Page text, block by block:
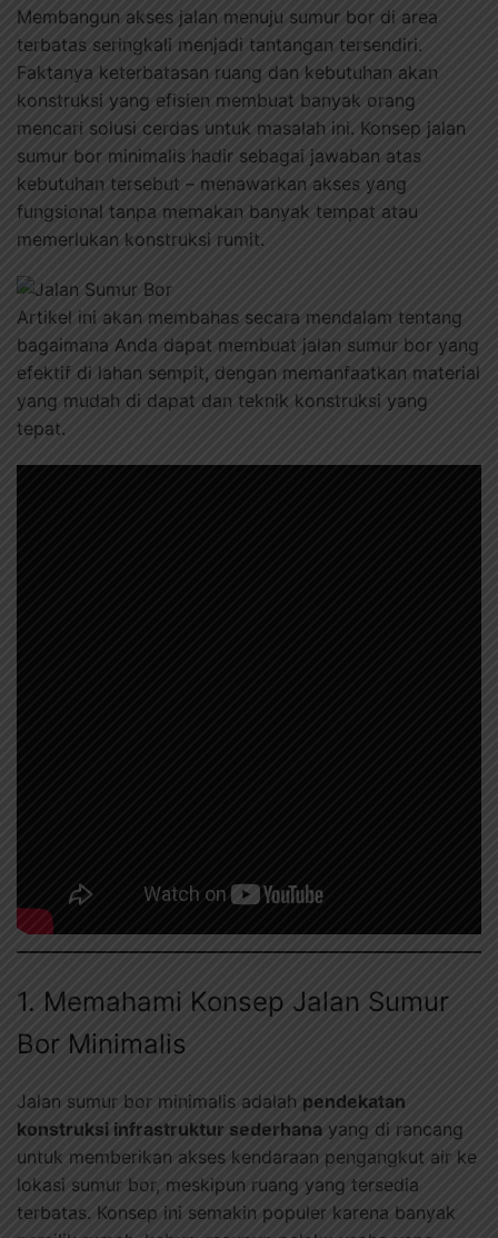
Membangun akses jalan menuju sumur bor di area
terbatas seringkali menjadi tantangan tersendiri.
Faktanya keterbatasan ruang dan kebutuhan akan
konstruksi yang efisien membuat banyak orang
mencari solusi cerdas untuk masalah ini. Konsep jalan
sumur bor minimalis hadir sebagai jawaban atas
kebutuhan tersebut – menawarkan akses yang
fungsional tanpa memakan banyak tempat atau
memerlukan konstruksi rumit.
Artikel ini akan membahas secara mendalam tentang
bagaimana Anda dapat membuat jalan sumur bor yang
efektif di lahan sempit, dengan memanfaatkan material
yang mudah di dapat dan teknik konstruksi yang
tepat.
1. Memahami Konsep Jalan Sumur
Bor Minimalis
Jalan sumur bor minimalis adalah pendekatan
konstruksi infrastruktur sederhana yang di rancang
untuk memberikan akses kendaraan pengangkut air ke
lokasi sumur bor, meskipun ruang yang tersedia
terbatas. Konsep ini semakin populer karena banyak